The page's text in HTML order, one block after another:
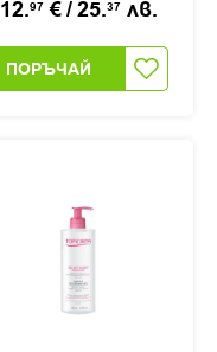
12.97 €/25.37 лв.
ПОРЪЧАЙ